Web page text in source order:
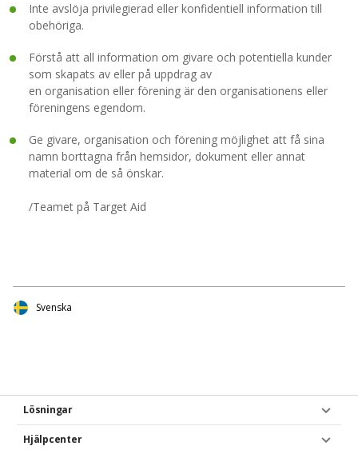
Inte avslöja privilegierad eller konfidentiell information till
obehöriga.
Förstå att all information om givare och potentiella kunder
som skapats av eller på uppdrag av
en organisation eller förening är den organisationens eller
föreningens egendom.
Ge givare, organisation och förening möjlighet att få sina
namn borttagna från hemsidor, dokument eller annat
material om de så önskar.
/Teamet på Target Aid
Lösningar
Hjälpcenter
Svenska